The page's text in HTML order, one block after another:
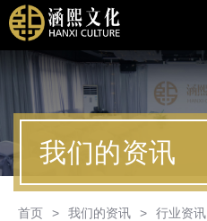
我们的资讯
首页 > 我们的资讯 > 行业资讯